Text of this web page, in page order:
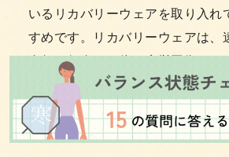
いるリカバリーウェアを取り入れ
すめです。リカバリーウェアは、
血行を促進し、体の疲労回復をサ
るので、疲れやすく、疲れが取
性にはぴったり！きちんとした効
いる「一般医療機器」の商品を選